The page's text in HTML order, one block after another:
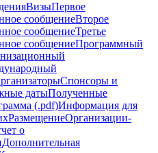
ВизыПервое
сообщениеВторое
сообщениеТретье
сообщениеПрограммный
Спонсоры и
датыПолученные
(.pdf)Информация для
РазмещениеОрганизации-
о
Дополнительная